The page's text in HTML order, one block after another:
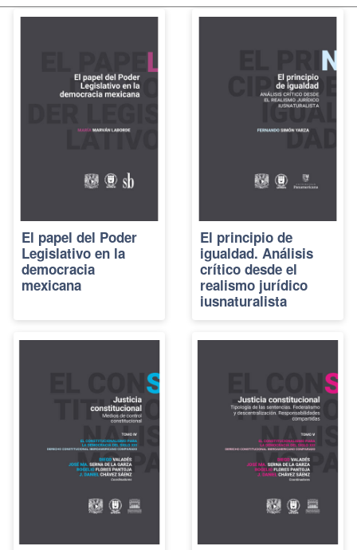
El papel del Poder
Legislativo en la
democracia
mexicana
El principio de
igualdad. Análisis
crítico desde el
realismo jurídico
iusnaturalista